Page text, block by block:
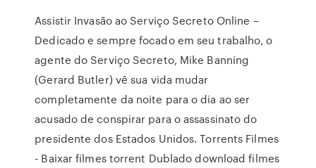
Assistir Invasão ao Serviço Secreto Online –
Dedicado e sempre focado em seu trabalho, o
agente do Serviço Secreto, Mike Banning
(Gerard Butler) vê sua vida mudar
completamente da noite para o dia ao ser
acusado de conspirar para o assassinato do
presidente dos Estados Unidos. Torrents Filmes
- Baixar filmes torrent Dublado download filmes